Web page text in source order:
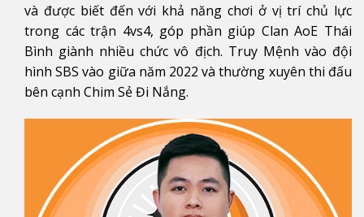
và được biết đến với khả năng chơi ở vị trí chủ lực
trong các trận 4vs4, góp phần giúp Clan AoE Thái
Bình giành nhiều chức vô địch. Truy Mệnh vào đội
hình SBS vào giữa năm 2022 và thường xuyên thi đấu
bên cạnh Chim Sẻ Đi Nắng.